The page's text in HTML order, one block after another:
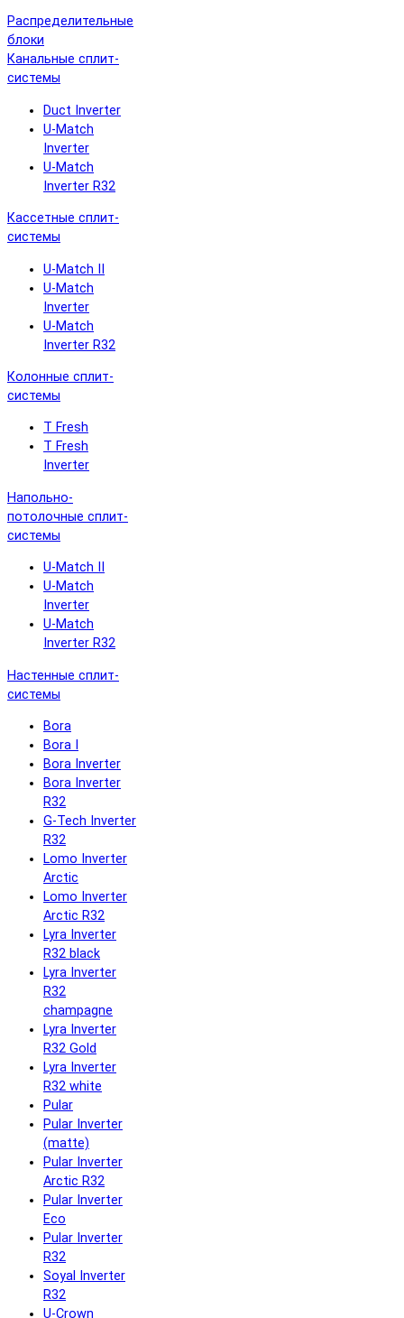
Распределительные
блоки
Канальные сплит-
системы
Duct Inverter
U-Match
Inverter
U-Match
Inverter R32
Кассетные сплит-
системы
U-Match II
U-Match
Inverter
U-Match
Inverter R32
Колонные сплит-
системы
T Fresh
T Fresh
Inverter
Напольно-
потолочные сплит-
системы
U-Match II
U-Match
Inverter
U-Match
Inverter R32
Настенные сплит-
системы
Bora
Bora I
Bora Inverter
Bora Inverter
R32
G-Tech Inverter
R32
Lomo Inverter
Arctic
Lomo Inverter
Arctic R32
Lyra Inverter
R32 black
Lyra Inverter
R32
champagne
Lyra Inverter
R32 Gold
Lyra Inverter
R32 white
Pular
Pular Inverter
(matte)
Pular Inverter
Arctic R32
Pular Inverter
Eco
Pular Inverter
R32
Soyal Inverter
R32
U-Crown